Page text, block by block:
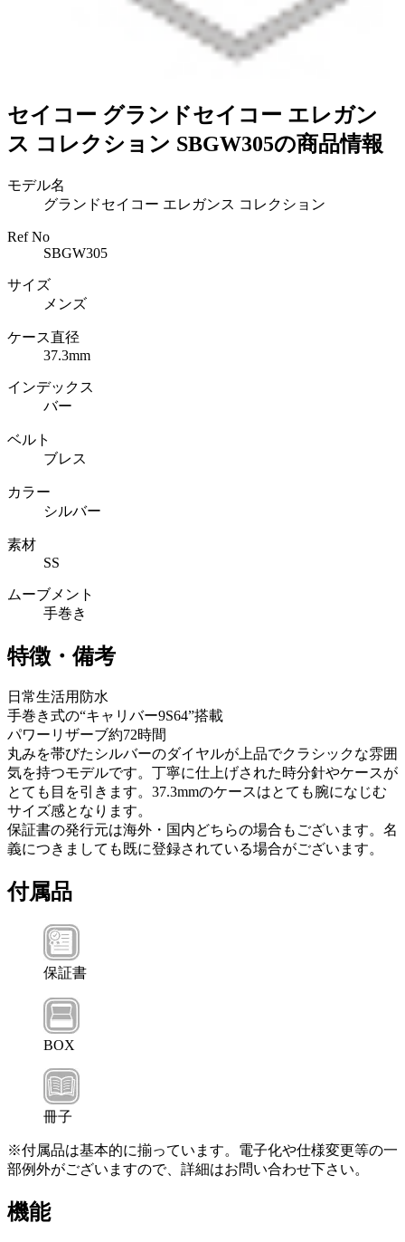
セイコー グランドセイコー エレガン
ス コレクション SBGW305の商品情報
モデル名
グランドセイコー エレガンス コレクション
Ref No
SBGW305
サイズ
メンズ
ケース直径
37.3mm
インデックス
バー
ベルト
ブレス
カラー
シルバー
素材
SS
ムーブメント
手巻き
特徴・備考
日常生活用防水
手巻き式の“キャリバー9S64”搭載
パワーリザーブ約72時間
丸みを帯びたシルバーのダイヤルが上品でクラシックな雰囲
気を持つモデルです。丁寧に仕上げされた時分針やケースが
とても目を引きます。37.3mmのケースはとても腕になじむ
サイズ感となります。
保証書の発行元は海外・国内どちらの場合もございます。名
義につきましても既に登録されている場合がございます。
付属品
保証書
BOX
冊子
※付属品は基本的に揃っています。電子化や仕様変更等の一
部例外がございますので、詳細はお問い合わせ下さい。
機能